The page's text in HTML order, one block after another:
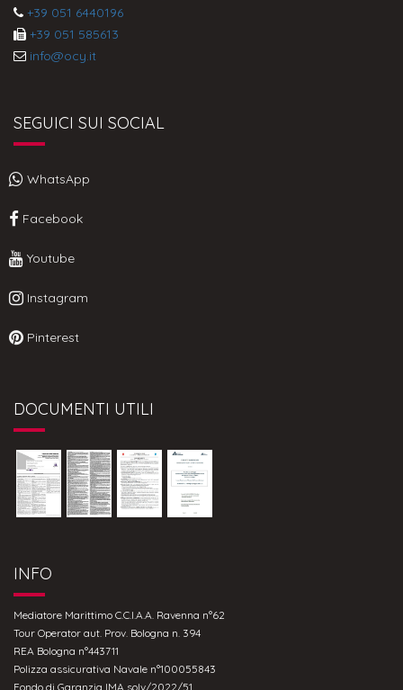
+39 051 6440196
+39 051 585613
info@ocy.it
SEGUICI SUI SOCIAL
WhatsApp
Facebook
Youtube
Instagram
Pinterest
DOCUMENTI UTILI
INFO
Mediatore Marittimo C.C.I.A.A. Ravenna n°62
Tour Operator aut. Prov. Bologna n. 394
REA Bologna n°443711
Polizza assicurativa Navale n°100055843
Fondo di Garanzia IMA solv/2022/51